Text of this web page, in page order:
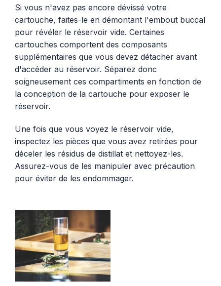
Si vous n'avez pas encore dévissé votre
cartouche, faites-le en démontant l'embout buccal
pour révéler le réservoir vide. Certaines
cartouches comportent des composants
supplémentaires que vous devez détacher avant
d'accéder au réservoir. Séparez donc
soigneusement ces compartiments en fonction de
la conception de la cartouche pour exposer le
réservoir.
Une fois que vous voyez le réservoir vide,
inspectez les pièces que vous avez retirées pour
déceler les résidus de distillat et nettoyez-les.
Assurez-vous de les manipuler avec précaution
pour éviter de les endommager.